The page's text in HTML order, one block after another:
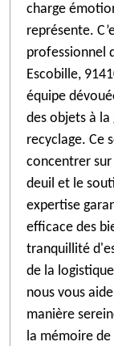
charge
représente.
professionnel
Escobille,
équipe
des objets à la
recyclage. Ce
concentrer
deuil et le
expertise
efficace des
tranquillité
de la
nous vous
manière
la mémoire de